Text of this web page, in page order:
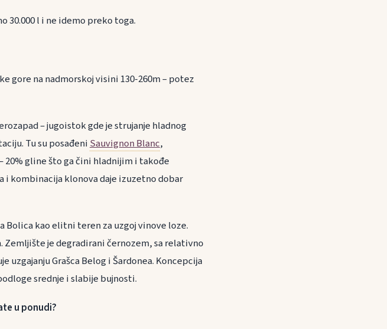
30.000 l i ne idemo preko toga.
gore na nadmorskoj visini 130-260m – potez
– jugoistok gde je strujanje hladnog
Tu su posađeniSauvignon Blanc,
20% gline što ga čini hladnijim i takođe
kombinacija klonova daje izuzetno dobar
Bolica kao elitni teren za uzgoj vinove loze.
je degradirani černozem, sa relativno
Grašca Belog i Šardonea. Koncepcija
srednje i slabije bujnosti.
u ponudi?